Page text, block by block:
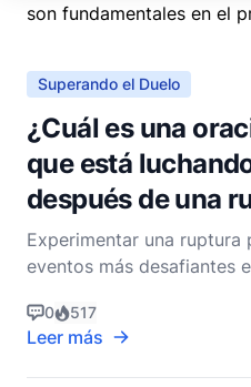
son fundamentales en el
Superando el Duelo
¿Cuál es una
que está
después de una
Experimentar una ruptura
eventos más desafiantes
sentirse abrumadora.
denominacional, quiero
cerca de los
0 517
Leer más